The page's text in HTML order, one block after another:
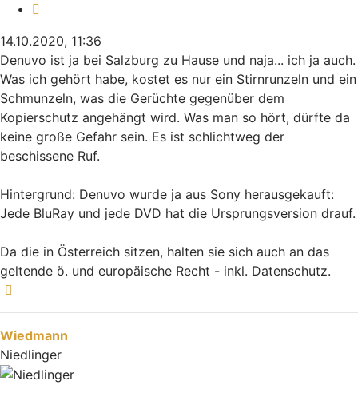
14.10.2020, 11:36
Denuvo ist ja bei Salzburg zu Hause und naja... ich ja auch.
Was ich gehört habe, kostet es nur ein Stirnrunzeln und ein
Schmunzeln, was die Gerüchte gegenüber dem
Kopierschutz angehängt wird. Was man so hört, dürfte da
keine große Gefahr sein. Es ist schlichtweg der
beschissene Ruf.
Hintergrund: Denuvo wurde ja aus Sony herausgekauft:
Jede BluRay und jede DVD hat die Ursprungsversion drauf.
Da die in Österreich sitzen, halten sie sich auch an das
geltende ö. und europäische Recht - inkl. Datenschutz.
Wiedmann
Niedlinger